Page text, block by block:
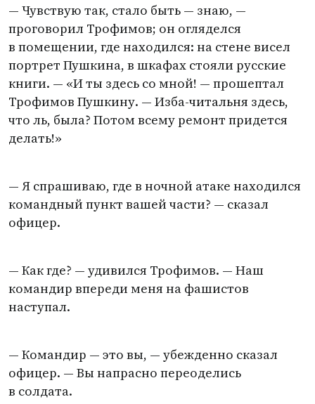
— Чувствую так, стало быть — знаю, —
проговорил Трофимов; он огляделся
в помещении, где находился: на стене висел
портрет Пушкина, в шкафах стояли русские
книги. — «И ты здесь со мной! — прошептал
Трофимов Пушкину. — Изба-читальня здесь,
что ль, была? Потом всему ремонт придется
делать!»
— Я спрашиваю, где в ночной атаке находился
командный пункт вашей части? — сказал
офицер.
— Как где? — удивился Трофимов. — Наш
командир впереди меня на фашистов
наступал.
— Командир — это вы, — убежденно сказал
офицер. — Вы напрасно переоделись
в солдата.